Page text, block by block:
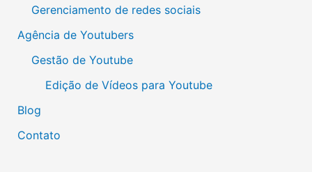
Gerenciamento de redes sociais
Agência de Youtubers
Gestão de Youtube
Edição de Vídeos para Youtube
Blog
Contato